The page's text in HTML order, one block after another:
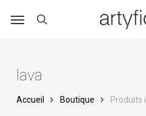
lava
Accueil Boutique Produits